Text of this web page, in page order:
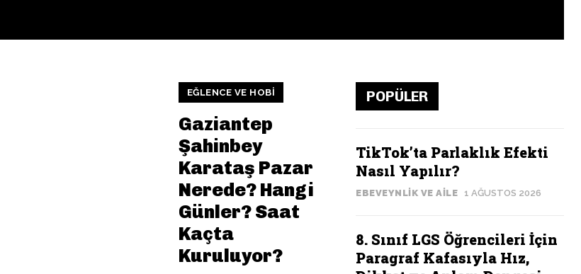
EĞLENCE VE HOBI
Gaziantep
Şahinbey
Karataş Pazar
Nerede? Hangi
Günler? Saat
Kaçta
Kuruluyor?
POPÜLER
TikTok’ta Parlaklık Efekti
Nasıl Yapılır?
EBEVEYNLIK VE AILE 1 AĞUSTOS 2026
8. Sınıf LGS Öğrencileri İçin
Paragraf Kafasıyla Hız,